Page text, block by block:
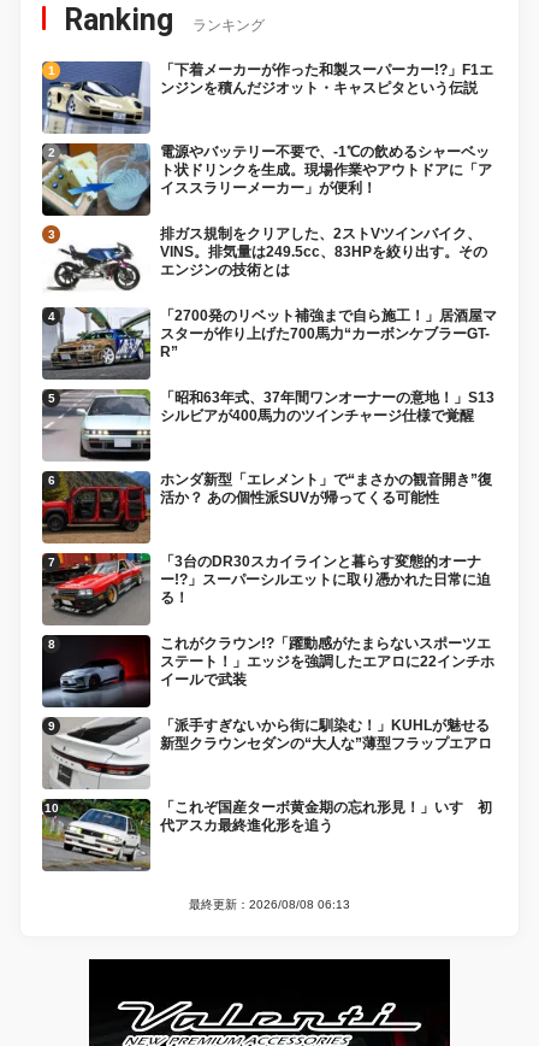
Ranking ランキング
「下着メーカーが作った和製スーパーカー!?」F1エ
ンジンを積んだジオット・キャスピタという伝説
電源やバッテリー不要で、-1℃の飲めるシャーベッ
ト状ドリンクを生成。現場作業やアウトドアに「ア
イススラリーメーカー」が便利！
排ガス規制をクリアした、2ストVツインバイク、
VINS。排気量は249.5cc、83HPを絞り出す。その
エンジンの技術とは
「2700発のリベット補強まで自ら施工！」居酒屋マ
スターが作り上げた700馬力“カーボンケブラーGT-
R”
「昭和63年式、37年間ワンオーナーの意地！」S13
シルビアが400馬力のツインチャージ仕様で覚醒
ホンダ新型「エレメント」で“まさかの観音開き”復
活か？ あの個性派SUVが帰ってくる可能性
「3台のDR30スカイラインと暮らす変態的オーナ
ー!?」スーパーシルエットに取り憑かれた日常に迫
る！
これがクラウン!?「躍動感がたまらないスポーツエ
ステート！」エッジを強調したエアロに22インチホ
イールで武装
「派手すぎないから街に馴染む！」KUHLが魅せる
新型クラウンセダンの“大人な”薄型フラップエアロ
「これぞ国産ターボ黄金期の忘れ形見！」いすゞ初
代アスカ最終進化形を追う
最終更新：2026/08/08 06:13